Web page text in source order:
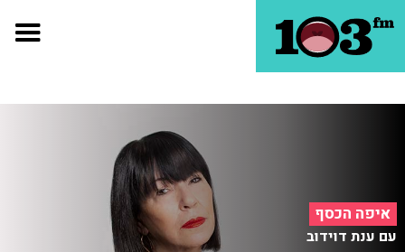
איפה הכסף
עם ענת דוידוב